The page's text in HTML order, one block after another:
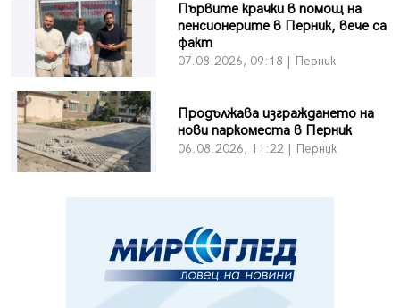
Първите крачки в помощ на
пенсионерите в Перник, вече са
факт
07.08.2026, 09:18 | Перник
Продължава изграждането на
нови паркоместа в Перник
06.08.2026, 11:22 | Перник